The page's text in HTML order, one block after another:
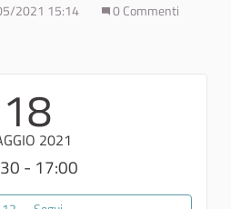
2021 15:14
0 Commenti
182021
- 17:00